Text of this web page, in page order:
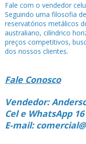
Fale com o vendedor
Seguindo uma filosofia
reservatórios metálicos
australiano, cilíndrico
preços competitivos,
dos nossos clientes.
Fale Conosco
Vendedor:
Cel e WhatsApp
E-mail: